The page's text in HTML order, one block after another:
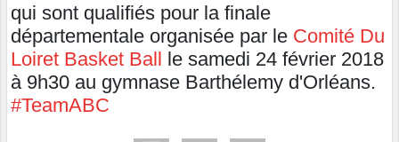
qui sont qualifiés pour la finale
départementale organisée par le Comité Du
Loiret Basket Ball le samedi 24 février 2018
à 9h30 au gymnase Barthélemy d'Orléans.
#TeamABC